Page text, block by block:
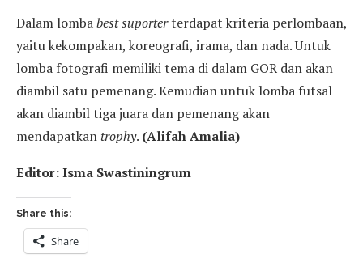
Dalam lombabest suporterterdapat kriteria perlombaan,
yaitu kekompakan, koreografi, irama, dan nada. Untuk
lomba fotografi memiliki tema di dalam GOR dan akan
diambil satu pemenang. Kemudian untuk lomba futsal
akan diambil tiga juara dan pemenang akan
mendapatkan trophy. (Alifah Amalia)
Editor: Isma Swastiningrum
Share this:
Share